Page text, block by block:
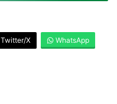
Twitter/X WhatsApp